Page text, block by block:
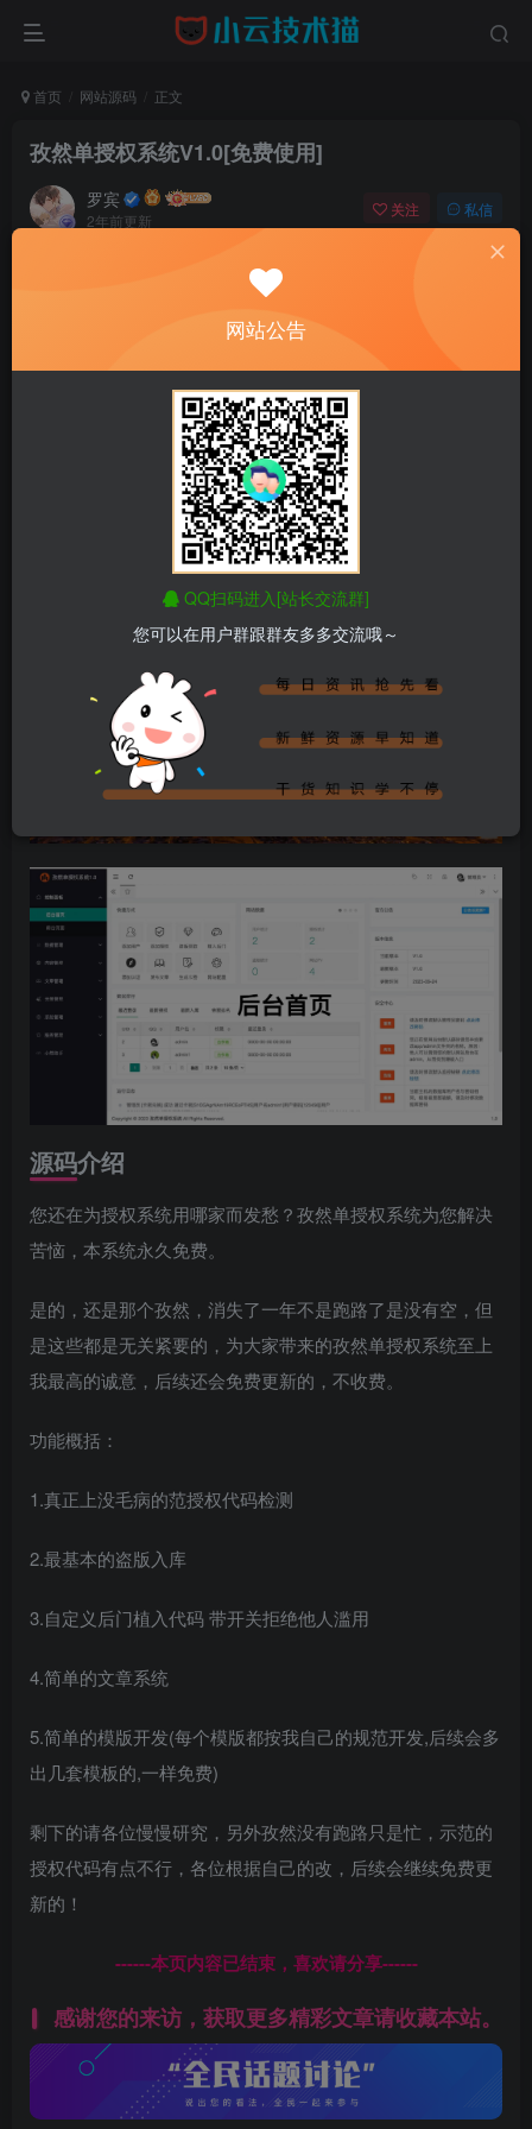
首页 网站源码 正文
孜然单授权系统V1.0[免费使用]
罗宾
2年前更新
关注 私信
孜然单授权系统V1.0[免费使用]
登录查看
正文开始阅读，请点击右上角“关注”按钮，关注作者
------正文内容展示，开始汲取新知识------
源码介绍
您还在为授权系统用哪家而发愁？孜然单授权系统为您解决
苦恼，本系统永久免费。
是的，还是那个孜然，消失了一年不是跑路了是没有空，但
是这些都是无关紧要的，为大家带来的孜然单授权系统至上
我最高的诚意，后续还会免费更新的，不收费。
功能概括：
1.真正上没毛病的范授权代码检测
2.最基本的盗版入库
3.自定义后门植入代码 带开关拒绝他人滥用
4.简单的文章系统
5.简单的模版开发(每个模版都按我自己的规范开发,后续会多
出几套模板的,一样免费)
剩下的请各位慢慢研究，另外孜然没有跑路只是忙，示范的
授权代码有点不行，各位根据自己的改，后续会继续免费更
新的！
------本页内容已结束，喜欢请分享------
感谢您的来访，获取更多精彩文章请收藏本站。
网站公告
QQ扫码进入[站长交流群]
您可以在用户群跟群友多多交流哦～